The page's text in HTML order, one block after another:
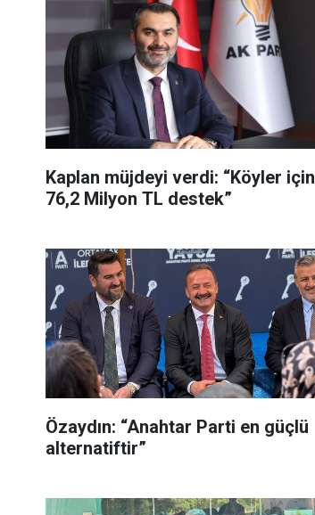
Kaplan müjdeyi verdi: “Köyler için
76,2 Milyon TL destek”
Özaydın: “Anahtar Parti en güçlü
alternatiftir”